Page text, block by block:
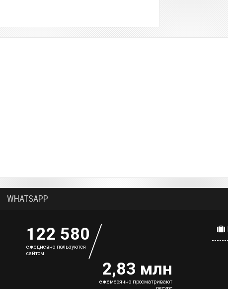
WHATSAPP
122 580
eжедневно пользуются
сайтом
2,83 млн
ежемесячно просматривают